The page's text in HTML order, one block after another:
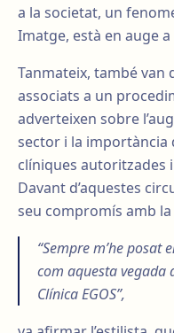
a la societat, un
Imatge, està en auge
Tanmateix, també van
associats a un
adverteixen sobre
sector i la importància
clíniques autoritzades
Davant d’aquestes
seu compromís amb
“Sempre m’he
com aquesta vegada
Clínica EGOS”,